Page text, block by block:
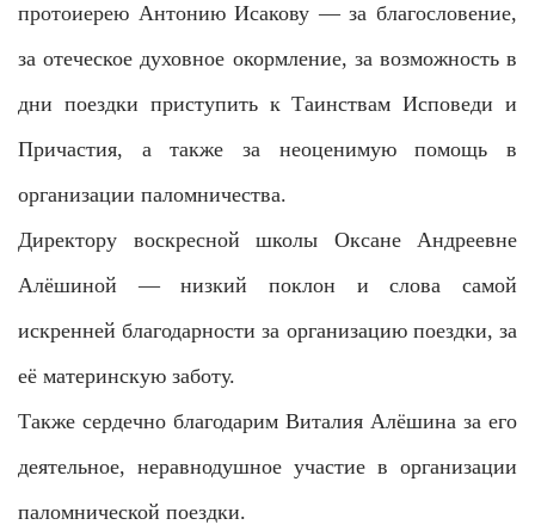
протоиерею Антонию Исакову — за благословение,
за отеческое духовное окормление, за возможность в
дни поездки приступить к Таинствам Исповеди и
Причастия, а также за неоценимую помощь в
организации паломничества.
Директору воскресной школы Оксане Андреевне
Алёшиной — низкий поклон и слова самой
искренней благодарности за организацию поездки, за
её материнскую заботу.
Также сердечно благодарим Виталия Алёшина за его
деятельное, неравнодушное участие в организации
паломнической поездки.